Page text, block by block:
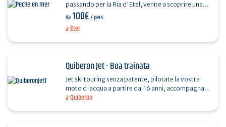
a Étel
passando per la Ria d'Etel, venite a scoprire una
da 100€/ pers.
a Quiberon
Quiberon Jet - Boa trainata
Jet ski touring senza patente, pilotate la vostra
moto d'acqua a partire dai 16 anni, accompagnati
da un istruttore certificato dallo Stato. Scoprite